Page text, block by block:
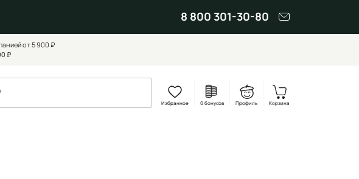
8 800 301-30-80
от 5 900 ₽
₽
Избранное 0 бонусов Профиль Корзина